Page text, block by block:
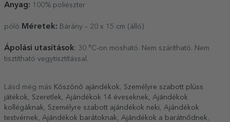
Anyag: 100% poliészter
póló Méretek: Bárány – 20 x 15 cm (álló)
Ápolási utasítások: 30 °C-on mosható. Nem szárítható. Nem
tisztítható vegytisztítással.
Lásd még más Köszönő ajándékok, Személyre szabott plüss
játékok, Szeretlek, Ajándékok 14 éveseknek, Ajándékok
kollégáknak, Személyre szabott ajándékok neki, Ajándékok
testvérnek, Ajándékok barátoknak, Ajándékok a barátnődnek,